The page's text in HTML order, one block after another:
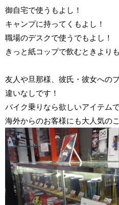
御自宅で使うもよし！
キャンプに持ってくもよし！
職場のデスクで使うでもよし！
きっと紙コップで飲むときより
友人や旦那様、彼氏・彼女への
違いなしです！
バイク乗りなら欲しいアイテム
海外からのお客様にも大人気の